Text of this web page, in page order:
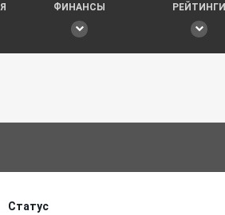
ФИНАНСЫ РЕЙТИНГИ
Статус